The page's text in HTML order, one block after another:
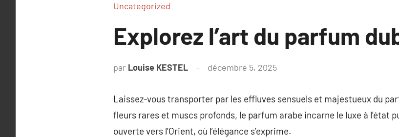
Uncategorized
Explorez l’art du parfum
par Louise KESTEL décembre 5, 2025
Laissez-vous transporter par les effluves sensuels et majestueux du
fleurs rares et muscs profonds, le parfum arabe incarne le luxe à l’état
ouverte vers l’Orient, où l’élégance s’exprime.